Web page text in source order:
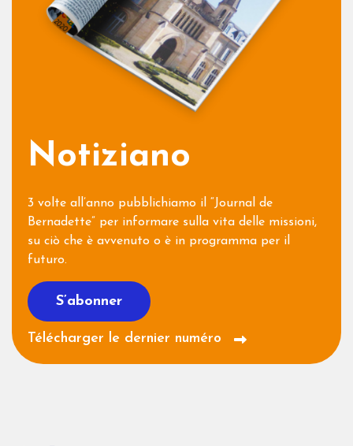
Notiziano
3 volte all’anno pubblichiamo il “Journal de
Bernadette” per informare sulla vita delle missioni,
su ciò che è avvenuto o è in programma per il
futuro.
S’abonner
Télécharger le dernier numéro